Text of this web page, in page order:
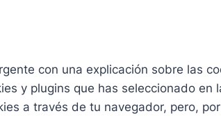
con una explicación sobre las
y plugins que has seleccionado en
a través de tu navegador, pero,